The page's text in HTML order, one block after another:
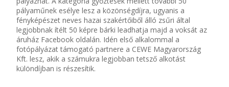
pályaműnek esélye lesz a közönségdíjra, ugyanis a
fényképészet neves hazai szakértőiből álló zsűri által
legjobbnak ítélt 50 képre bárki leadhatja majd a voksát az
áruház Facebook oldalán. Idén első alkalommal a
fotópályázat támogató partnere a CEWE Magyarország
Kft. lesz, akik a számukra legjobban tetsző alkotást
különdíjban is részesítik.